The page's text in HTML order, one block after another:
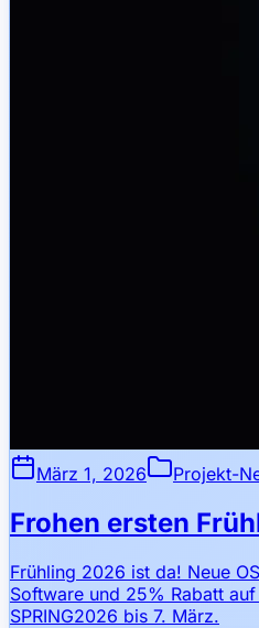
März 1, 2026 Projekt-
Frohen ersten
Frühling 2026 ist da! Neue
Software und 25% Rabatt
SPRING2026 bis 7. März.